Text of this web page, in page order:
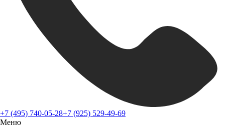
+7 (495) 740-05-28+7 (925) 529-49-69
Меню